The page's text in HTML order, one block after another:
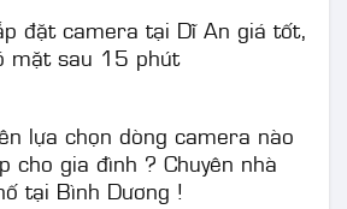
đặt camera tại Dĩ An giá tốt,
mặt sau 15 phút
lựa chọn dòng camera nào
cho gia đình ? Chuyên nhà
tại Bình Dương !